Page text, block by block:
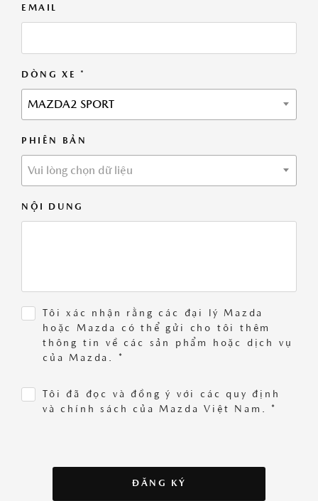
EMAIL
DÒNG XE *
MAZDA2 SPORT
PHIÊN BẢN
Vui lòng chọn dữ liệu
NỘI DUNG
Tôi xác nhận rằng các đại lý Mazda
hoặc Mazda có thể gửi cho tôi thêm
thông tin về các sản phẩm hoặc dịch vụ
của Mazda. *
Tôi đã đọc và đồng ý với các quy định
và chính sách của Mazda Việt Nam. *
ĐĂNG KÝ